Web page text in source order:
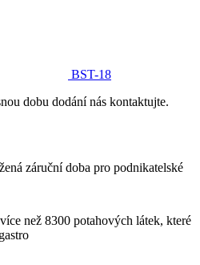
BST-18
dobu dodání nás kontaktujte.
záruční doba pro podnikatelské
než 8300 potahových látek, které